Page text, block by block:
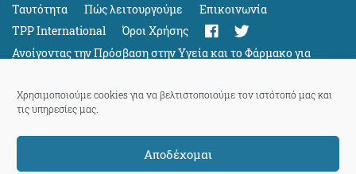
Χρησιμοποιούμε cookies για να βελτιστοποιούμε τον ιστότοπό μας και
τις υπηρεσίες μας.
Αποδέχομαι
Ταυτότητα Πώς λειτουργούμε
Eπικοινωνία
TPP International
Όροι Χρήσης
Ανοίγοντας την Πρόσβαση στην Υγεία και το Φάρμακο για
Όλους
Support
ThePressProject